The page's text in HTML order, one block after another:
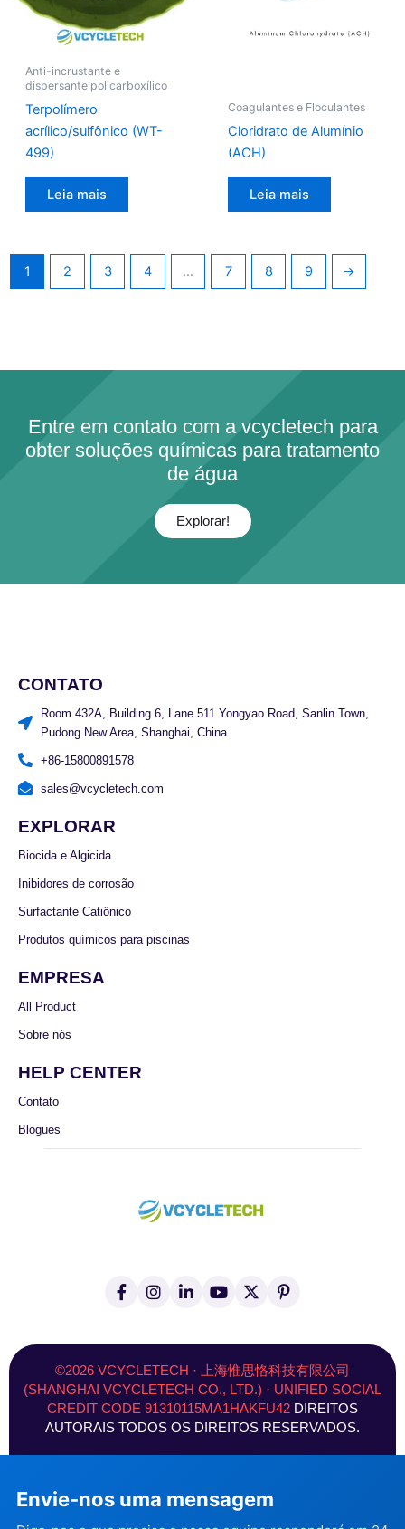
Anti-incrustante e
dispersante policarboxílico
Terpolímero
acrílico/sulfônico (WT-
499)
Leia mais
Coagulantes e Floculantes
Cloridrato de Alumínio
(ACH)
Leia mais
1 2 3 4 … 7 8 9 →
Entre em contato com a vcycletech para
obter soluções químicas para tratamento
de água
Explorar!
CONTATO
Room 432A, Building 6, Lane 511 Yongyao Road, Sanlin Town,
Pudong New Area, Shanghai, China
+86-15800891578
sales@vcycletech.com
EXPLORAR
Biocida e Algicida
Inibidores de corrosão
Surfactante Catiônico
Produtos químicos para piscinas
EMPRESA
All Product
Sobre nós
HELP CENTER
Contato
Blogues
F
a
b
o
o
k
-
f
I
n
a
g
r
a
m
i
e
d
I
n
Y
o
u
b
e
X
(
i
t
t
e
r
)
P
i
e
r
e
s
t
©2026 VCYCLETECH · 上海惟思恪科技有限公司
(SHANGHAI VCYCLETECH CO., LTD.) · UNIFIED SOCIAL
CREDIT CODE 91310115MA1HAKFU42 DIREITOS
AUTORAIS TODOS OS DIREITOS RESERVADOS.
Envie-nos uma mensagem